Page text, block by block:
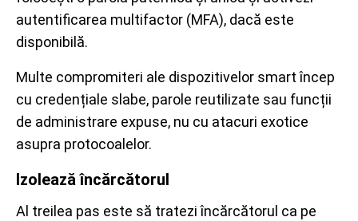
autentificarea multifactor (MFA), dacă este
disponibilă.
Multe compromiteri ale dispozitivelor smart încep
cu credențiale slabe, parole reutilizate sau funcții
de administrare expuse, nu cu atacuri exotice
asupra protocoalelor.
Izolează încărcătorul
Al treilea pas este să tratezi încărcătorul ca pe